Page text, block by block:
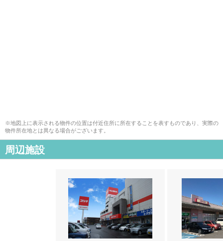
※地図上に表示される物件の位置は付近住所に所在することを表すものであり、実際の
物件所在地とは異なる場合がございます。
周辺施設